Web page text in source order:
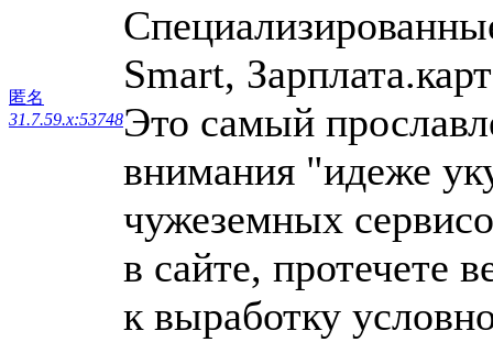
匿名
31.7.59.x:53748
Smart,
Это самый
внимания "идеже
чужеземных
в сайте, протечете
к выработку